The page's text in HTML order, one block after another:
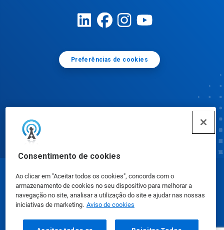
Consentimento de cookies
Ao clicar em "Aceitar todos os cookies", concorda com o
armazenamento de cookies no seu dispositivo para melhorar a
navegação no site, analisar a utilização do site e ajudar nas nossas
iniciativas de marketing. Aviso de cookies
Preferências de cookies
© Ecolab Inc. 2025
FISPQ|Privacidade|Termos de uso